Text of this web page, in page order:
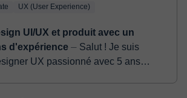
UX (User Experience)
UI/UX et produit avec un
d'expérience ⏤ Salut ! Je suis
UX passionné avec 5 ans